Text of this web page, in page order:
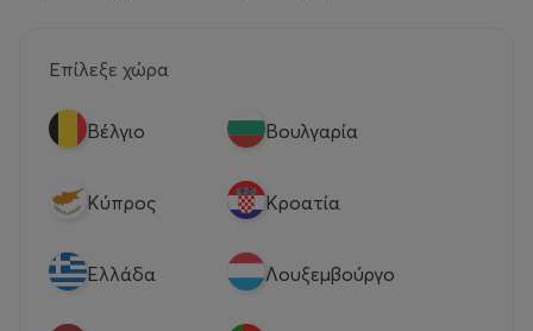
Επίλεξε χώρα
Βέλγιο Βουλγαρία
Κύπρος Κροατία
Eλλάδα Λουξεμβούργο